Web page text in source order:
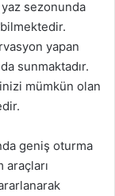
sezonunda
yapan
sunmaktadır.
mümkün olan
geniş oturma
araçları